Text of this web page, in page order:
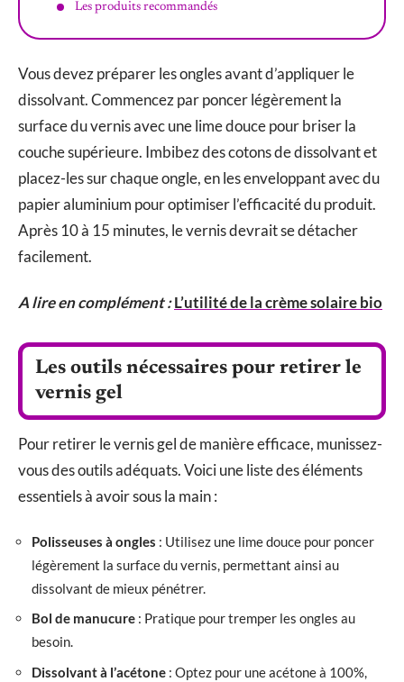
Les produits recommandés
Vous devez préparer les ongles avant d’appliquer le
dissolvant. Commencez par poncer légèrement la
surface du vernis avec une lime douce pour briser la
couche supérieure. Imbibez des cotons de dissolvant et
placez-les sur chaque ongle, en les enveloppant avec du
papier aluminium pour optimiser l’efficacité du produit.
Après 10 à 15 minutes, le vernis devrait se détacher
facilement.
A lire en complément :L’utilité de la crème solaire bio
Les outils nécessaires pour retirer le
vernis gel
Pour retirer le vernis gel de manière efficace, munissez-
vous des outils adéquats. Voici une liste des éléments
essentiels à avoir sous la main :
Polisseuses à ongles : Utilisez une lime douce pour poncer
légèrement la surface du vernis, permettant ainsi au
dissolvant de mieux pénétrer.
Bol de manucure : Pratique pour tremper les ongles au
besoin.
Dissolvant à l’acétone : Optez pour une acétone à 100%,